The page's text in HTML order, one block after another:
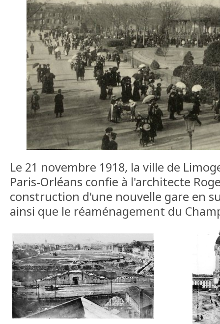
Le 21 novembre 1918, la ville de
Paris-Orléans confie à l'architecte
construction d'une nouvelle gare en
ainsi que le réaménagement du